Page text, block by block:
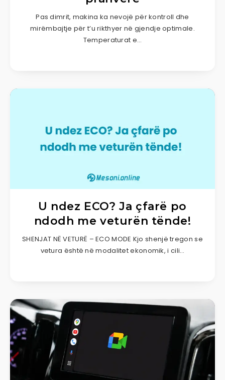
Pas dimrit, makina ka nevojë për kontroll dhe
mirëmbajtje për t’u rikthyer në gjendje optimale.
Temperaturat e…
U ndez ECO? Ja çfarë po
ndodh me veturën tënde!
SHENJAT NË VETURË – ECO MODE Kjo shenjë tregon se
vetura është në modalitet ekonomik, i cili…